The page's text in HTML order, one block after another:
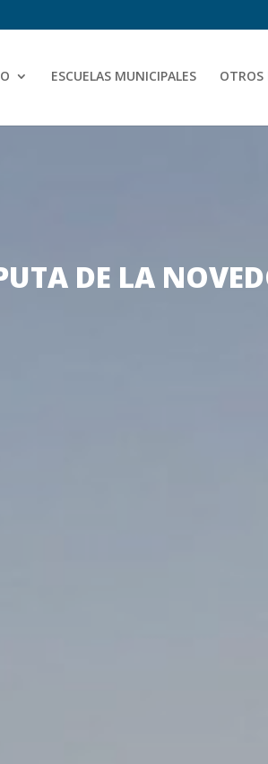
ESCUELAS MUNICIPALES OTROS
DE LA